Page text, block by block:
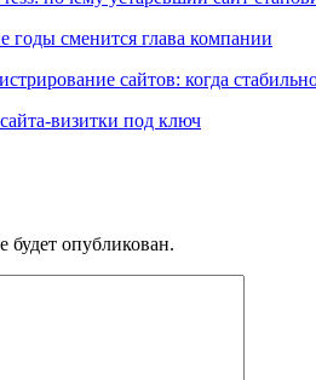
годы сменится глава компании
сайтов: когда
визитки под ключ
будет опубликован.